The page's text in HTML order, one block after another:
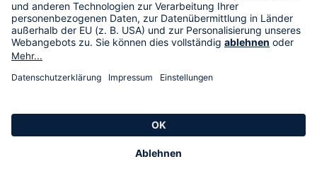
HSE International